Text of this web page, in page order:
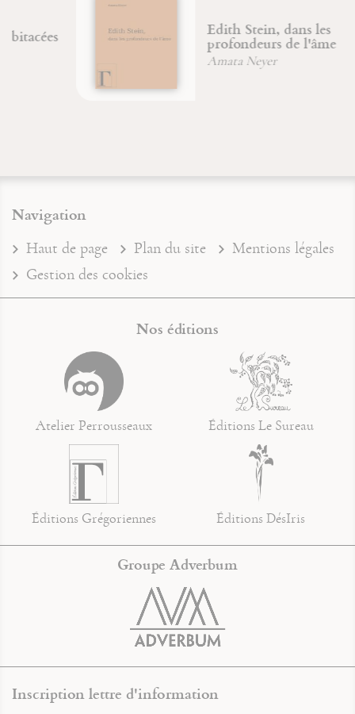
Edith Stein, dans les
profondeurs de l'âme
Amata Neyer
Navigation
Haut de page Plan du site
Mentions légales
Gestion des cookies
Nos éditions
Atelier Perrousseaux Éditions Le Sureau
Éditions Grégoriennes Éditions DésIris
Groupe Adverbum
Inscription lettre d'information